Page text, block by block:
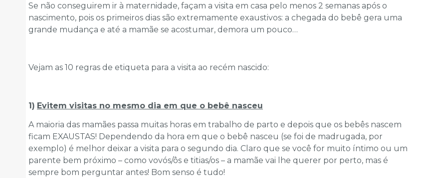
Se não conseguirem ir à maternidade, façam a visita em casa pelo menos 2 semanas após o
nascimento, pois os primeiros dias são extremamente exaustivos: a chegada do bebê gera uma
grande mudança e até a mamãe se acostumar, demora um pouco…
Vejam as 10 regras de etiqueta para a visita ao recém nascido:
1) Evitem visitas no mesmo dia em que o bebê nasceu
A maioria das mamães passa muitas horas em trabalho de parto e depois que os bebês nascem
ficam EXAUSTAS! Dependendo da hora em que o bebê nasceu (se foi de madrugada, por
exemplo) é melhor deixar a visita para o segundo dia. Claro que se você for muito íntimo ou um
parente bem próximo – como vovós/ôs e titias/os – a mamãe vai lhe querer por perto, mas é
sempre bom perguntar antes! Bom senso é tudo!